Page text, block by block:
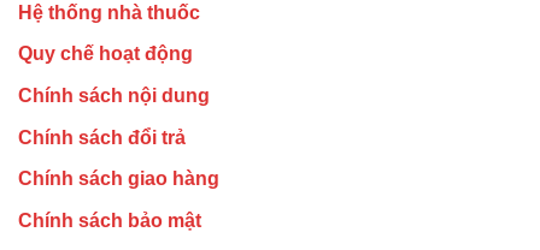
Hệ thống nhà thuốc
Quy chế hoạt động
Chính sách nội dung
Chính sách đổi trả
Chính sách giao hàng
Chính sách bảo mật